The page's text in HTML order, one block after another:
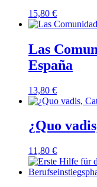
15,80 €
Las
España
13,80 €
¿Quo
11,80 €